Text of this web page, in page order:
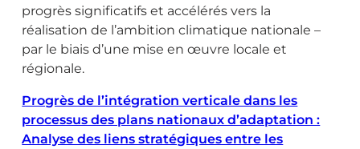
progrès significatifs et accélérés vers la
réalisation de l’ambition climatique nationale –
par le biais d’une mise en œuvre locale et
régionale.
Progrès de l’intégration verticale dans les
processus des plans nationaux d’adaptation :
Analyse des liens stratégiques entre les